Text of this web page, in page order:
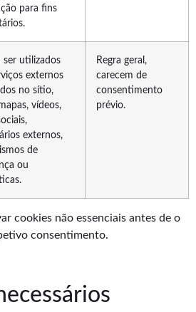
para fins
ser utilizados
externos
no sítio,
vídeos,
externos,
de
ou
Regra geral,
carecem de
consentimento
prévio.
cookies não essenciais antes de o
consentimento.